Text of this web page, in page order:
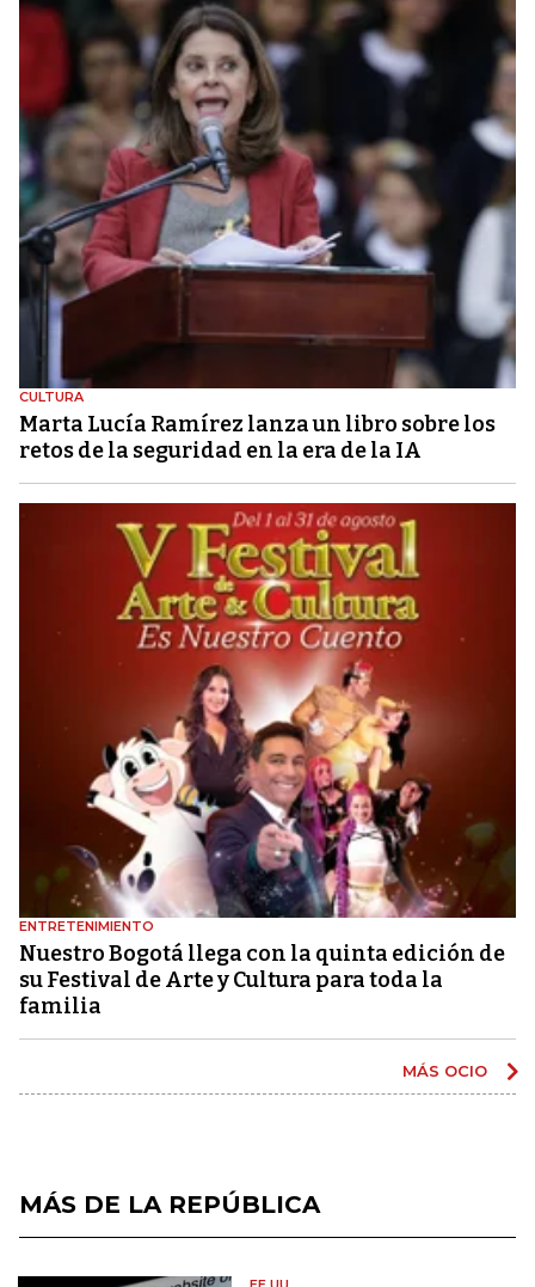
CULTURA
Marta Lucía Ramírez lanza un libro sobre los
retos de la seguridad en la era de la IA
ENTRETENIMIENTO
Nuestro Bogotá llega con la quinta edición de
su Festival de Arte y Cultura para toda la
familia
MÁS OCIO
MÁS DE LA REPÚBLICA